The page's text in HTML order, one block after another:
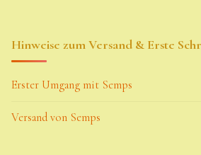
Hinweise zum Versand & Erste
Erster Umgang mit Semps
Versand von Semps